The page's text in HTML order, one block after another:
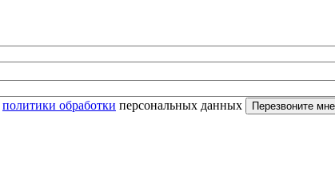
политики обработки персональных данных